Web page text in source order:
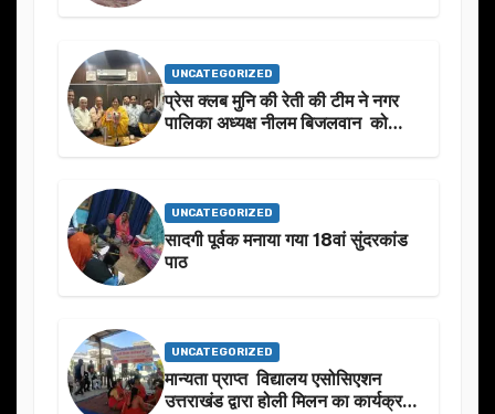
UNCATEGORIZED
प्रेस क्लब मुनि की रेती की टीम ने नगर
पालिका अध्यक्ष नीलम बिजलवान को
UNCATEGORIZED
सादगी पूर्वक मनाया गया 18वां सुंदरकांड
पाठ
UNCATEGORIZED
मान्यता प्राप्त विद्यालय एसोसिएशन
उत्तराखंड द्वारा होली मिलन का कार्यक्रम